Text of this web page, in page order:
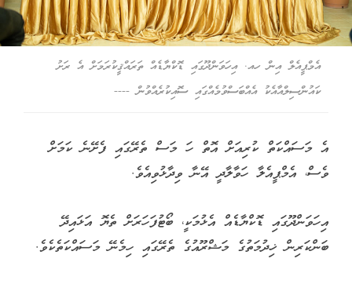
އެމްޕީއެލް އިން ހއ. އިހަވަންދޫގައި ޑޮކްޔާޑެއް ތަރައްޤީކުރަމަށް އެ ރަށު
ކައުންސިލްއާއެކު އެއްބަސްވުމެއްގައި ސޮއިކުރެއްވުން ----
އެ މަސައްކަތް ކުރިއަށް އޮތް ހަ މަސް ތެރޭގައި ފެށޭނެ ކަމަށް
ވެސް، އެމްޕީއެލާ ހަވާލާދީ އޭނާ ވިދާޅުވިއެވެ.
އިހަވަންދޫގައި ޑޮކްޔާޑެއް އެޅުމަކީ، ބޯޓުފަހަރަށް ތެޔޮ އަޅައިދޭ
ބަންކަރިން ޚިދުމަތުގެ މަޝްރޫއުގެ ތެރޭގައި ހިމެނޭ މަސައްކަތެކެވެ.